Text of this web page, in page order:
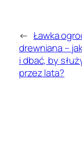
← Ławka
drewniana –
i dbać, by
przez lata?